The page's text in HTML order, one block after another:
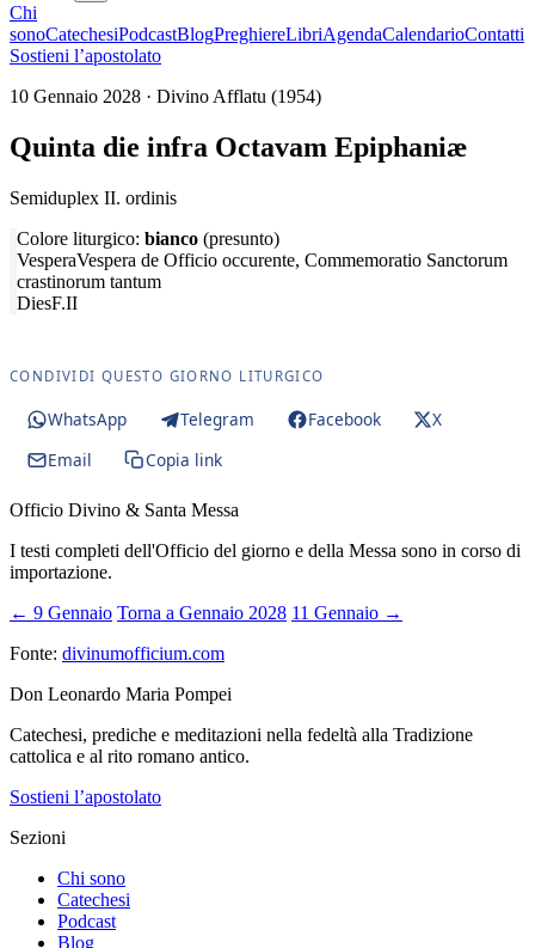
Chi
sonoCatechesiPodcastBlogPreghiereLibriAgendaCalendarioContatti
Sostieni l’apostolato
10 Gennaio 2028 · Divino Afflatu (1954)
Quinta die infra Octavam Epiphaniæ
Semiduplex II. ordinis
Colore liturgico: bianco (presunto)
VesperaVespera de Officio occurente, Commemoratio Sanctorum
crastinorum tantum
DiesF.II
CONDIVIDI QUESTO GIORNO LITURGICO
WhatsApp Telegram Facebook
X
Email
Copia link
Officio Divino & Santa Messa
I testi completi dell'Officio del giorno e della Messa sono in corso di
importazione.
← 9 Gennaio Torna a Gennaio 2028 11 Gennaio →
Fonte: divinumofficium.com
Don Leonardo Maria Pompei
Catechesi, prediche e meditazioni nella fedeltà alla Tradizione
cattolica e al rito romano antico.
Sostieni l’apostolato
Sezioni
Chi sono
Catechesi
Podcast
Blog